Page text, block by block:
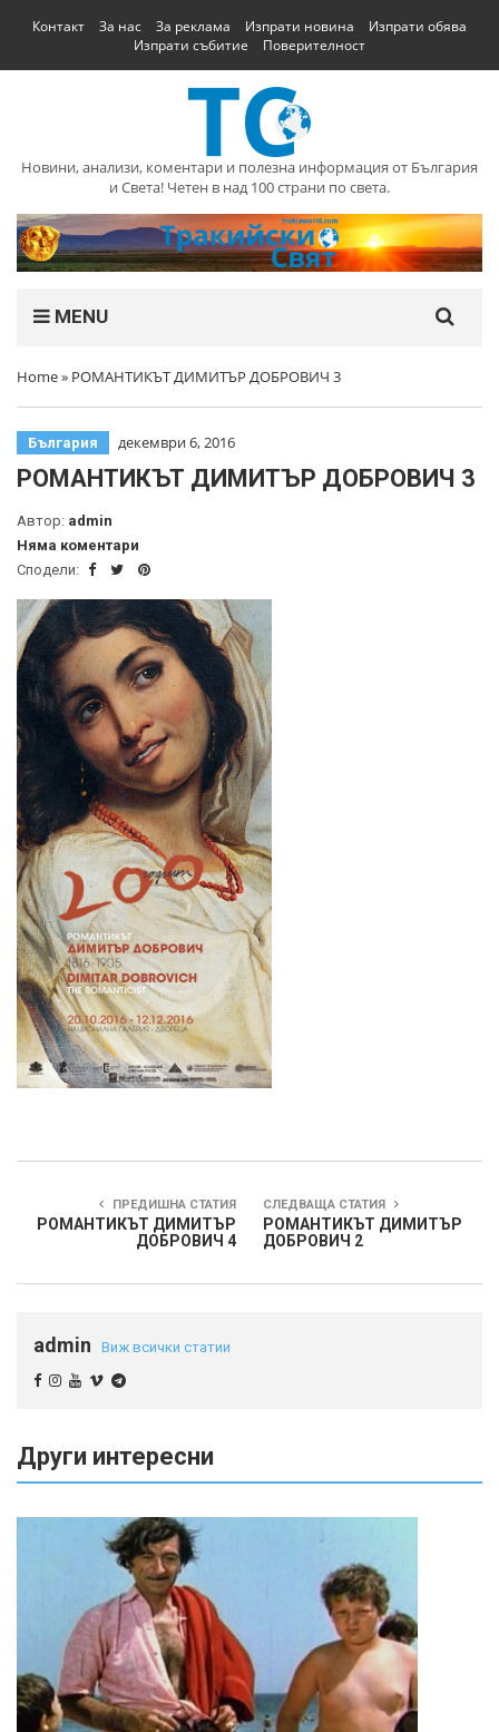
Контакт За нас За реклама Изпрати новина
Изпрати обява
Изпрати събитие
Поверителност
Новини, анализи, коментари и полезна информация от България
и Света! Четен в над 100 страни по света.
MENU
Home» РОМАНТИКЪТ ДИМИТЪР ДОБРОВИЧ 3
България декември 6, 2016
РОМАНТИКЪТ ДИМИТЪР ДОБРОВИЧ 3
Автор: admin
Няма коментари
Сподели:
ПРЕДИШНА СТАТИЯ
РОМАНТИКЪТ ДИМИТЪР
ДОБРОВИЧ 4
СЛЕДВАЩА СТАТИЯ
РОМАНТИКЪТ ДИМИТЪР
ДОБРОВИЧ 2
admin Виж всички статии
Други интересни